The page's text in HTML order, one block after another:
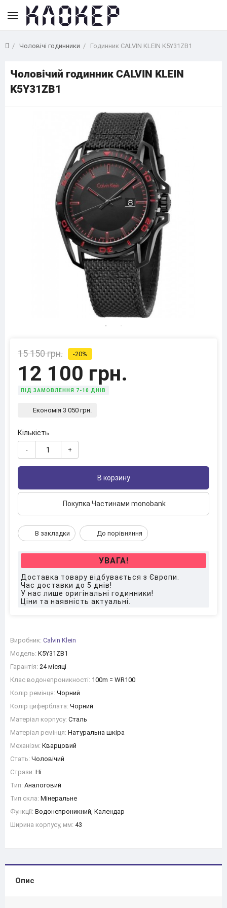
Чоловічі годинники Годинник CALVIN KLEIN K5Y31ZB1
Чоловічий годинник CALVIN KLEIN
K5Y31ZB1
15 150 грн. -20%
12 100 грн.
ПІД ЗАМОВЛЕННЯ 7-10 ДНІВ
Економія 3 050 грн.
Кількість
- +
В корзину
Покупка Частинами monobank
В закладки До порівняння
УВАГА!
Доставка товару відбувається з Європи.
Час доставки до 5 днів!
У нас лише оригінальні годинники!
Ціни та наявність актуальні.
Виробник: Calvin Klein
Модель: K5Y31ZB1
Гарантія: 24 місяці
Клас водонепроникності: 100m = WR100
Колір ремінця: Чорний
Колір циферблата: Чорний
Матеріал корпусу: Сталь
Матеріал ремінця: Натуральна шкіра
Механізм: Кварцовий
Стать: Чоловічий
Стрази: Ні
Тип: Аналоговий
Тип скла: Мінеральне
Функції: Водонепроникний, Календар
Ширина корпусу, мм: 43
Опис